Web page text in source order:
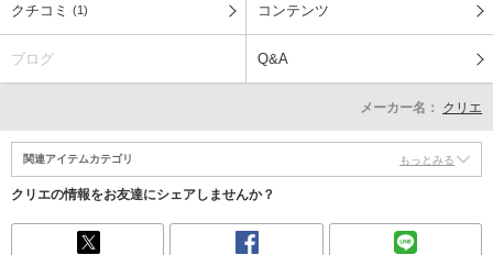
クチコミ (1) コンテンツ
ブログ Q&A
メーカー名： クリエ
関連アイテムカテゴリ もっとみる
クリエの情報をお友達にシェアしませんか？